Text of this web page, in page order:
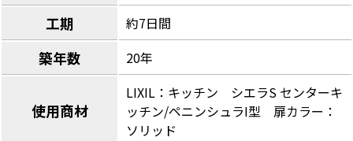
工期 約7日間
築年数 20年
使用商材
LIXIL：キッチン シエラS センターキ
ッチン/ペニンシュラI型 扉カラー：
ソリッド